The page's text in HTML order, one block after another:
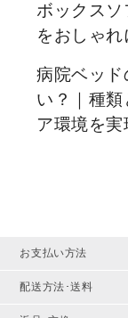
ボックス
をおしゃ
病院ベッド
い？｜種
ア環境を実
お支払い方法
配送方法･送料